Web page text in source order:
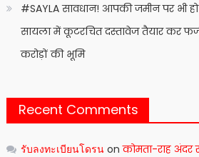
#SAYLA सावधान! आपकी जमीन पर भी हो
सायला में कूटरचित दस्तावेज तैयार कर
करोड़ों की भूमि
Recent Comments
รับลงทะเบียนโดรนonकोमता-राह अंदर